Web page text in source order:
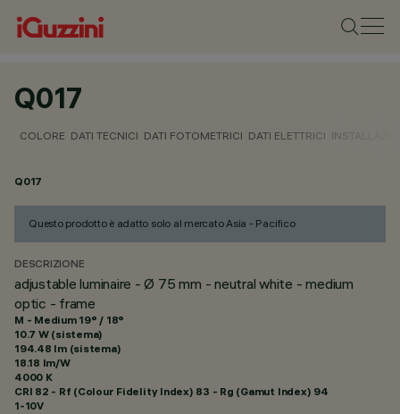
Q017
COLORE DATI TECNICI DATI FOTOMETRICI DATI ELETTRICI
Q017
Questo prodotto è adatto solo al mercato Asia - Pacifico
DESCRIZIONE
adjustable luminaire - Ø 75 mm - neutral white - medium
optic - frame
M - Medium 19° / 18°
10.7 W (sistema)
194.48 lm (sistema)
18.18 lm/W
4000 K
CRI 82 - Rf (Colour Fidelity Index) 83 - Rg (Gamut Index) 94
1-10V